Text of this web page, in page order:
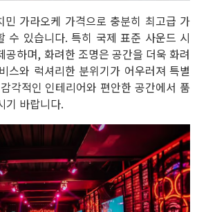
민 가라오케 가격으로 충분히 최고급 가
수 있습니다. 특히 국제 표준 사운드 시
공하며, 화려한 조명은 공간을 더욱 화려
스와 럭셔리한 분위기가 어우러져 특별
각적인 인테리어와 편안한 공간에서 품
기 바랍니다.